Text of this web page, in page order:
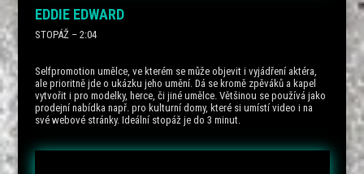
EDDIE EDWARD
STOPÁŽ – 2:04
Selfpromotion umělce, ve kterém se může objevit i vyjádření aktéra,
ale prioritně jde o ukázku jeho umění. Dá se kromě zpěváků a kapel
vytvořit i pro modelky, herce, či jiné umělce. Většinou se používá jako
prodejní nabídka např. pro kulturní domy, které si umístí video i na
své webové stránky. Ideální stopáž je do 3 minut.